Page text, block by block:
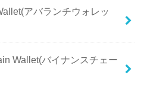
アバランチウォレッ
Wallet(バイナンスチェー